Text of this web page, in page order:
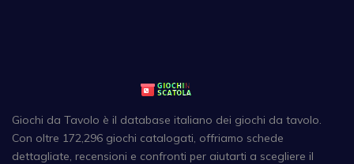
Giochi da Tavolo è il database italiano dei giochi da tavolo.
Con oltre 172,296 giochi catalogati, offriamo schede
dettagliate, recensioni e confronti per aiutarti a scegliere il